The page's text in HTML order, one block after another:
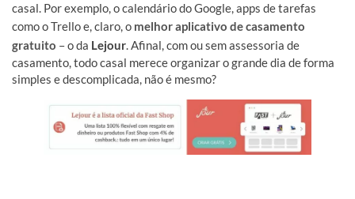
casal. Por exemplo, o calendário do Google, apps de tarefas
como o Trello e, claro, o melhor aplicativo de casamento
gratuito – o da Lejour. Afinal, com ou sem assessoria de
casamento, todo casal merece organizar o grande dia de forma
simples e descomplicada, não é mesmo?